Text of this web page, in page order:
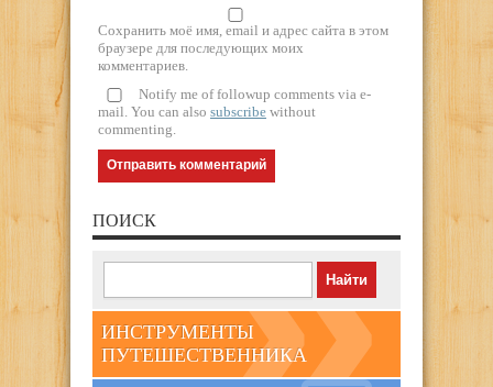
Сохранить моё имя, email и адрес сайта в этом
браузере для последующих моих
комментариев.
Notify me of followup comments via e-
mail. You can also subscribe without
commenting.
ПОИСК
ИНСТРУМЕНТЫ
ПУТЕШЕСТВЕННИКА